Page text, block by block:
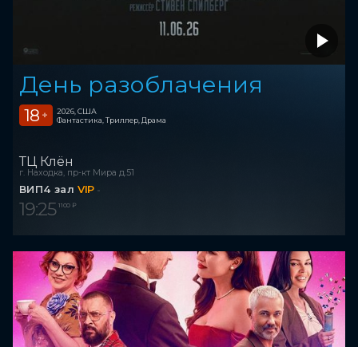
День разоблачения
18 +
2026, США
Фантастика, Триллер, Драма
ТЦ Клён
г. Находка, пр-кт Мира д.51
ВИП4 зал VIP
19:25 1 100 ₽